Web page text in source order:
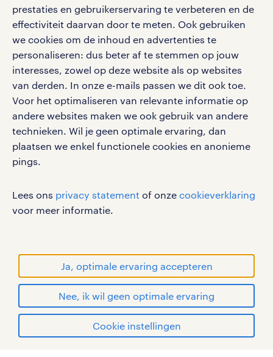
prestaties en gebruikerservaring te verbeteren en de
effectiviteit daarvan door te meten. Ook gebruiken
we cookies om de inhoud en advertenties te
personaliseren: dus beter af te stemmen op jouw
interesses, zowel op deze website als op websites
van derden. In onze e-mails passen we dit ook toe.
Voor het optimaliseren van relevante informatie op
andere websites maken we ook gebruik van andere
technieken. Wil je geen optimale ervaring, dan
plaatsen we enkel functionele cookies en anonieme
pings.
Lees ons privacy statement of onze cookieverklaring
voor meer informatie.
Ja, optimale ervaring accepteren
Nee, ik wil geen optimale ervaring
Cookie instellingen
social media
Volg ons voor de leukste content omtrent
vacatures, solliciteren en inspiratie.
werken bij randstad
gebruikersvoorwaarden
privacystatement
cookies
handelsmerken van Randstad N.V.
© Randstad 2026